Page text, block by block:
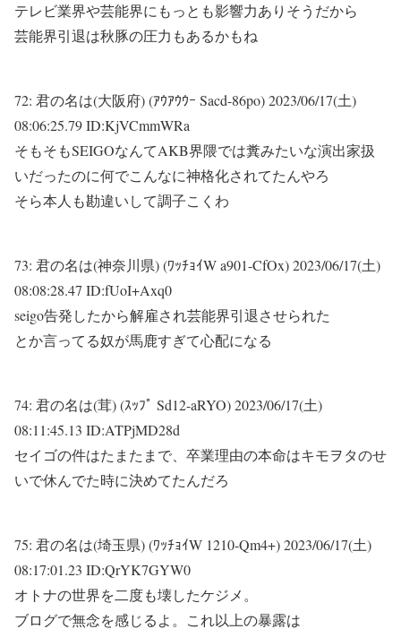
テレビ業界や芸能界にもっとも影響力ありそうだから
芸能界引退は秋豚の圧力もあるかもね
72: 君の名は(大阪府) (ｱｳｱｳｳｰ Sacd-86po)2023/06/17(土)
08:06:25.79 ID:KjVCmmWRa
そもそもSEIGOなんてAKB界隈では糞みたいな演出家扱
いだったのに何でこんなに神格化されてたんやろ
そら本人も勘違いして調子こくわ
73: 君の名は(神奈川県) (ﾜｯﾁｮｲW a901-CfOx)2023/06/17(土)
08:08:28.47 ID:fUoI+Axq0
seigo告発したから解雇され芸能界引退させられた
とか言ってる奴が馬鹿すぎて心配になる
74: 君の名は(茸) (ｽｯﾌﾟ Sd12-aRYO)2023/06/17(土)
08:11:45.13 ID:ATPjMD28d
セイゴの件はたまたまで、卒業理由の本命はキモヲタのせ
いで休んでた時に決めてたんだろ
75: 君の名は(埼玉県) (ﾜｯﾁｮｲW 1210-Qm4+)2023/06/17(土)
08:17:01.23 ID:QrYK7GYW0
オトナの世界を二度も壊したケジメ。
ブログで無念を感じるよ。これ以上の暴露は